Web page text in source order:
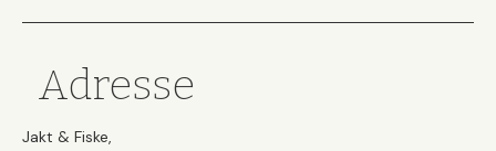
Adresse
Jakt & Fiske,